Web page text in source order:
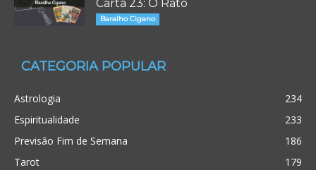
Carta 23: O Rato
Baralho Cigano
CATEGORIA POPULAR
Astrologia
234
Espiritualidade
233
Previsão Fim de Semana
186
Tarot
179